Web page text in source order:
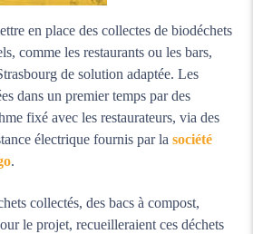
en place des collectes de biodéchets
comme les restaurants ou les bars,
de solution adaptée. Les
dans un premier temps par des
fixé avec les restaurateurs, via des
électrique fournis par lasociété
.
collectés, des bacs à compost,
le projet, recueilleraient ces déchets